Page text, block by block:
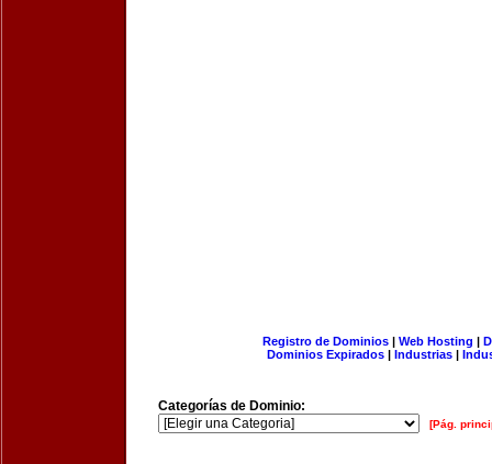
Registro de Dominios| Web Hosting |
Dominios Expirados | Industrias |
Categorías de Dominio:
[Pág.